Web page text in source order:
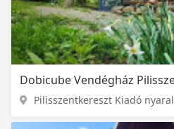
Dobicube Vendégház
Pilisszentkereszt Kiadó